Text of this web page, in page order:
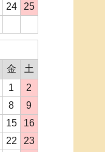
24
25
金
土
1
2
8
9
15
16
22
23